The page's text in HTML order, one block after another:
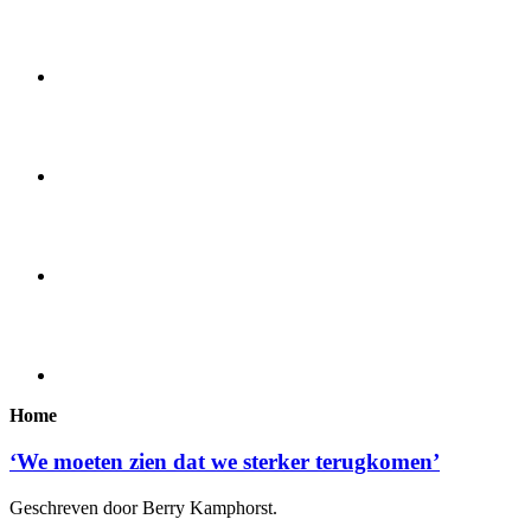
Home
‘We moeten zien dat we sterker terugkomen’
Geschreven door Berry Kamphorst.